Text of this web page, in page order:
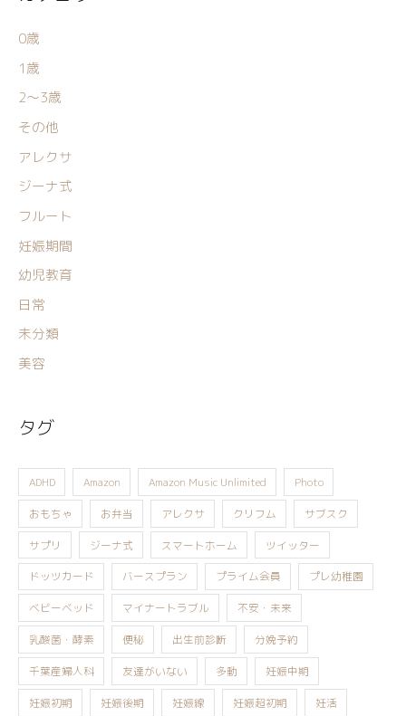
0歳
1歳
2〜3歳
その他
アレクサ
ジーナ式
フルート
妊娠期間
幼児教育
日常
未分類
美容
タグ
ADHD Amazon Amazon Music Unlimited Photo
おもちゃ お弁当 アレクサ クリフム サブスク
サプリ ジーナ式 スマートホーム ツイッター
ドッツカード バースプラン プライム会員 プレ幼稚園
ベビーベッド マイナートラブル 不安・未来
乳酸菌・酵素 便秘 出生前診断 分娩予約
千葉産婦人科 友達がいない 多動 妊娠中期
妊娠初期 妊娠後期 妊娠線 妊娠超初期 妊活